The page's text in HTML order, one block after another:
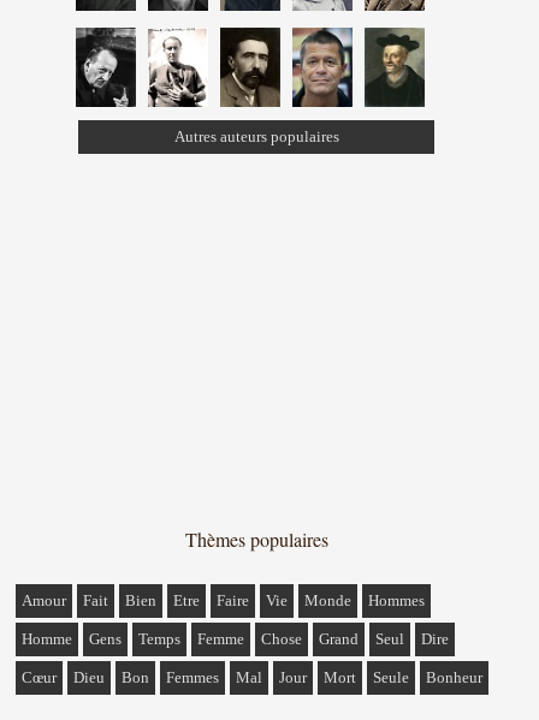
Autres auteurs populaires
Thèmes populaires
Amour Fait Bien Etre Faire Vie Monde Hommes
Homme Gens Temps Femme Chose Grand Seul Dire
Cœur Dieu Bon Femmes Mal Jour Mort Seule Bonheur